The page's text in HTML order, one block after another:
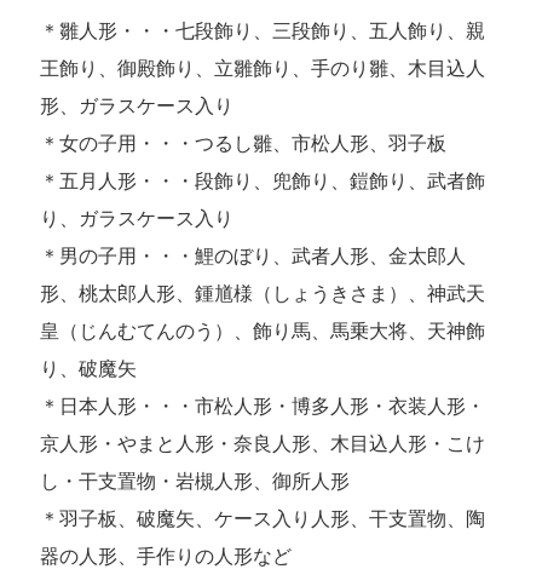
＊雛人形・・・七段飾り、三段飾り、五人飾り、親
王飾り、御殿飾り、立雛飾り、手のり雛、木目込人
形、ガラスケース入り
＊女の子用・・・つるし雛、市松人形、羽子板
＊五月人形・・・段飾り、兜飾り、鎧飾り、武者飾
り、ガラスケース入り
＊男の子用・・・鯉のぼり、武者人形、金太郎人
形、桃太郎人形、鍾馗様（しょうきさま）、神武天
皇（じんむてんのう）、飾り馬、馬乗大将、天神飾
り、破魔矢
＊日本人形・・・市松人形・博多人形・衣装人形・
京人形・やまと人形・奈良人形、木目込人形・こけ
し・干支置物・岩槻人形、御所人形
＊羽子板、破魔矢、ケース入り人形、干支置物、陶
器の人形、手作りの人形など